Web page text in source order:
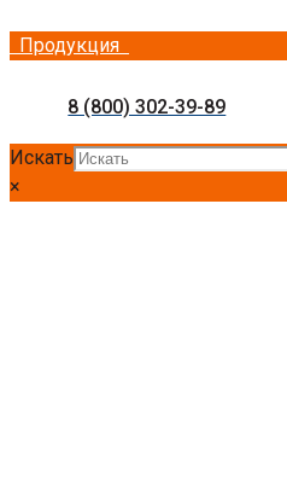
Продукция
8 (800) 302-39-89
Искать
×